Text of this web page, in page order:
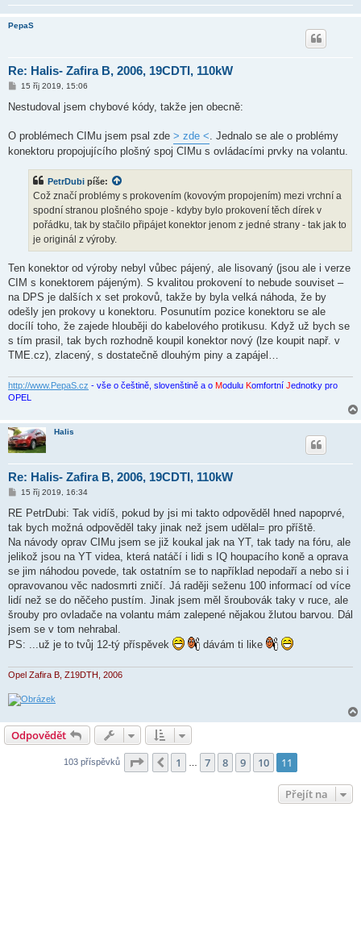
PepaS
Re: Halis- Zafira B, 2006, 19CDTI, 110kW
P
í
ě
v
e
15 říj 2019, 15:06
Nestudoval jsem chybové kódy, takže jen obecně:
O problémech CIMu jsem psal zde > zde <. Jednalo se ale o problémy
konektoru propojujícího plošný spoj CIMu s ovládacími prvky na volantu.
PetrDubi píše:
Což značí problémy s prokovením (kovovým propojením) mezi vrchní a
spodní stranou plošného spoje - kdyby bylo prokovení těch dírek v
pořádku, tak by stačilo připájet konektor jenom z jedné strany - tak jak to
je originál z výroby.
Ten konektor od výroby nebyl vůbec pájený, ale lisovaný (jsou ale i verze
CIM s konektorem pájeným). S kvalitou prokovení to nebude souviset –
na DPS je dalších x set prokovů, takže by byla velká náhoda, že by
odešly jen prokovy u konektoru. Posunutím pozice konektoru se ale
docílí toho, že zajede hlouběji do kabelového protikusu. Když už bych se
s tím prasil, tak bych rozhodně koupil konektor nový (lze koupit např. v
TME.cz), zlacený, s dostatečně dlouhým piny a zapájel…
http://www.PepaS.cz - vše o češtině, slovenštině a o Modulu Komfortní Jednotky pro
OPEL
Halis
Re: Halis- Zafira B, 2006, 19CDTI, 110kW
P
í
p
ě
e
k
15 říj 2019, 16:34
RE PetrDubi: Tak vidíš, pokud by jsi mi takto odpověděl hned napoprvé,
tak bych možná odpověděl taky jinak než jsem udělal= pro příště.
Na návody oprav CIMu jsem se již koukal jak na YT, tak tady na fóru, ale
jelikož jsou na YT videa, která natáčí i lidi s IQ houpacího koně a oprava
se jim náhodou povede, tak ostatním se to například nepodaří a nebo si i
opravovanou věc nadosmrti zničí. Já raději seženu 100 informací od více
lidí než se do něčeho pustím. Jinak jsem měl šroubovák taky v ruce, ale
šrouby pro ovladače na volantu mám zalepené nějakou žlutou barvou. Dál
jsem se v tom nehrabal.
PS: ...už je to tvůj 12-tý příspěvek
dávám ti like
Opel Zafira B, Z19DTH, 2006
Odpovědět
103 příspěvků Stránka 11 z11
Předchozí
1 7 8 9 10 11
Přejít na